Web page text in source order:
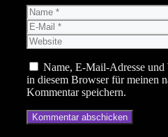
Name
E-
Mail
Website
Name, E-Mail-Adresse und
in diesem Browser für meinen
Kommentar speichern.